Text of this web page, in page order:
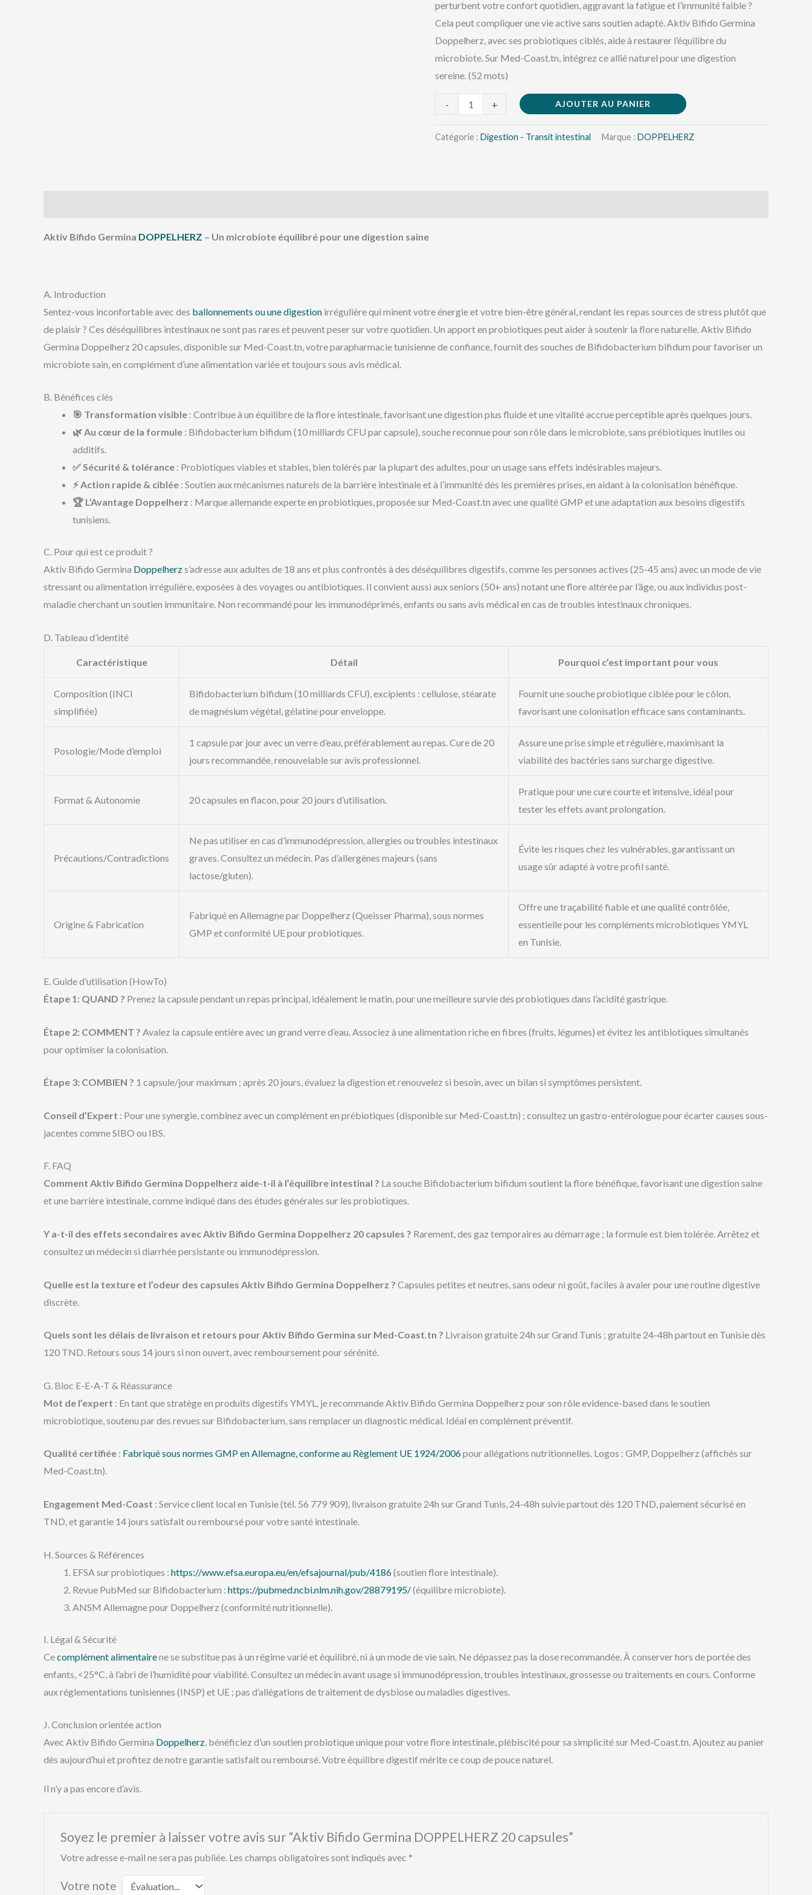
perturbent votre confort quotidien, aggravant la fatigue et l’immunité faible ?
Cela peut compliquer une vie active sans soutien adapté. Aktiv Bifido Germina
Doppelherz, avec ses probiotiques ciblés, aide à restaurer l’équilibre du
microbiote. Sur Med-Coast.tn, intégrez ce allié naturel pour une digestion
sereine. (52 mots)
- + AJOUTER AU PANIER
Catégorie : Digestion - Transit intestinal Marque : DOPPELHERZ
Aktiv Bifido Germina DOPPELHERZ – Un microbiote équilibré pour une digestion saine
A. Introduction
Sentez-vous inconfortable avec des ballonnements ou une digestion irrégulière qui minent votre énergie et votre bien-être général, rendant les repas sources de stress plutôt que
de plaisir ? Ces déséquilibres intestinaux ne sont pas rares et peuvent peser sur votre quotidien. Un apport en probiotiques peut aider à soutenir la flore naturelle. Aktiv Bifido
Germina Doppelherz 20 capsules, disponible sur Med-Coast.tn, votre parapharmacie tunisienne de confiance, fournit des souches de Bifidobacterium bifidum pour favoriser un
microbiote sain, en complément d’une alimentation variée et toujours sous avis médical.
B. Bénéfices clés
🎯 Transformation visible : Contribue à un équilibre de la flore intestinale, favorisant une digestion plus fluide et une vitalité accrue perceptible après quelques jours.
🌿 Au cœur de la formule : Bifidobacterium bifidum (10 milliards CFU par capsule), souche reconnue pour son rôle dans le microbiote, sans prébiotiques inutiles ou
additifs.
✅ Sécurité & tolérance : Probiotiques viables et stables, bien tolérés par la plupart des adultes, pour un usage sans effets indésirables majeurs.
⚡ Action rapide & ciblée : Soutien aux mécanismes naturels de la barrière intestinale et à l’immunité dès les premières prises, en aidant à la colonisation bénéfique.
🏆 L’Avantage Doppelherz : Marque allemande experte en probiotiques, proposée sur Med-Coast.tn avec une qualité GMP et une adaptation aux besoins digestifs
tunisiens.
C. Pour qui est ce produit ?
Aktiv Bifido Germina Doppelherzs’adresse aux adultes de 18 ans et plus confrontés à des déséquilibres digestifs, comme les personnes actives (25-45 ans) avec un mode de vie
stressant ou alimentation irrégulière, exposées à des voyages ou antibiotiques. Il convient aussi aux seniors (50+ ans) notant une flore altérée par l’âge, ou aux individus post-
maladie cherchant un soutien immunitaire. Non recommandé pour les immunodéprimés, enfants ou sans avis médical en cas de troubles intestinaux chroniques.
D. Tableau d’identité
Caractéristique Détail Pourquoi c’est important pour vous
Composition (INCI
simplifiée)
Bifidobacterium bifidum (10 milliards CFU), excipients : cellulose, stéarate
de magnésium végétal, gélatine pour enveloppe.
Fournit une souche probiotique ciblée pour le côlon,
favorisant une colonisation efficace sans contaminants.
Posologie/Mode d’emploi
1 capsule par jour avec un verre d’eau, préférablement au repas. Cure de 20
jours recommandée, renouvelable sur avis professionnel.
Assure une prise simple et régulière, maximisant la
viabilité des bactéries sans surcharge digestive.
Format & Autonomie 20 capsules en flacon, pour 20 jours d’utilisation.
Pratique pour une cure courte et intensive, idéal pour
tester les effets avant prolongation.
Précautions/Contradictions
Ne pas utiliser en cas d’immunodépression, allergies ou troubles intestinaux
graves. Consultez un médecin. Pas d’allergènes majeurs (sans
lactose/gluten).
Évite les risques chez les vulnérables, garantissant un
usage sûr adapté à votre profil santé.
Origine & Fabrication
Fabriqué en Allemagne par Doppelherz (Queisser Pharma), sous normes
GMP et conformité UE pour probiotiques.
Offre une traçabilité fiable et une qualité contrôlée,
essentielle pour les compléments microbiotiques YMYL
en Tunisie.
E. Guide d’utilisation (HowTo)
Étape 1: QUAND ? Prenez la capsule pendant un repas principal, idéalement le matin, pour une meilleure survie des probiotiques dans l’acidité gastrique.
Étape 2: COMMENT ? Avalez la capsule entière avec un grand verre d’eau. Associez à une alimentation riche en fibres (fruits, légumes) et évitez les antibiotiques simultanés
pour optimiser la colonisation.
Étape 3: COMBIEN ? 1 capsule/jour maximum ; après 20 jours, évaluez la digestion et renouvelez si besoin, avec un bilan si symptômes persistent.
Conseil d’Expert : Pour une synergie, combinez avec un complément en prébiotiques (disponible sur Med-Coast.tn) ; consultez un gastro-entérologue pour écarter causes sous-
jacentes comme SIBO ou IBS.
F. FAQ
Comment Aktiv Bifido Germina Doppelherz aide-t-il à l’équilibre intestinal ? La souche Bifidobacterium bifidum soutient la flore bénéfique, favorisant une digestion saine
et une barrière intestinale, comme indiqué dans des études générales sur les probiotiques.
Y a-t-il des effets secondaires avec Aktiv Bifido Germina Doppelherz 20 capsules ? Rarement, des gaz temporaires au démarrage ; la formule est bien tolérée. Arrêtez et
consultez un médecin si diarrhée persistante ou immunodépression.
Quelle est la texture et l’odeur des capsules Aktiv Bifido Germina Doppelherz ? Capsules petites et neutres, sans odeur ni goût, faciles à avaler pour une routine digestive
discrète.
Quels sont les délais de livraison et retours pour Aktiv Bifido Germina sur Med-Coast.tn ? Livraison gratuite 24h sur Grand Tunis ; gratuite 24-48h partout en Tunisie dès
120 TND. Retours sous 14 jours si non ouvert, avec remboursement pour sérénité.
G. Bloc E-E-A-T & Réassurance
Mot de l’expert : En tant que stratège en produits digestifs YMYL, je recommande Aktiv Bifido Germina Doppelherz pour son rôle evidence-based dans le soutien
microbiotique, soutenu par des revues sur Bifidobacterium, sans remplacer un diagnostic médical. Idéal en complément préventif.
Qualité certifiée : Fabriqué sous normes GMP en Allemagne, conforme au Règlement UE 1924/2006pour allégations nutritionnelles. Logos : GMP, Doppelherz (affichés sur
Med-Coast.tn).
Engagement Med-Coast : Service client local en Tunisie (tél. 56 779 909), livraison gratuite 24h sur Grand Tunis, 24-48h suivie partout dès 120 TND, paiement sécurisé en
TND, et garantie 14 jours satisfait ou remboursé pour votre santé intestinale.
H. Sources & Références
EFSA sur probiotiques : https://www.efsa.europa.eu/en/efsajournal/pub/4186(soutien flore intestinale).
Revue PubMed sur Bifidobacterium : https://pubmed.ncbi.nlm.nih.gov/28879195/(équilibre microbiote).
ANSM Allemagne pour Doppelherz (conformité nutritionnelle).
I. Légal & Sécurité
Cecomplément alimentairene se substitue pas à un régime varié et équilibré, ni à un mode de vie sain. Ne dépassez pas la dose recommandée. À conserver hors de portée des
enfants, <25°C, à l’abri de l’humidité pour viabilité. Consultez un médecin avant usage si immunodépression, troubles intestinaux, grossesse ou traitements en cours. Conforme
aux réglementations tunisiennes (INSP) et UE ; pas d’allégations de traitement de dysbiose ou maladies digestives.
J. Conclusion orientée action
Avec Aktiv Bifido Germina Doppelherz, bénéficiez d’un soutien probiotique unique pour votre flore intestinale, plébiscité pour sa simplicité sur Med-Coast.tn. Ajoutez au panier
dès aujourd’hui et profitez de notre garantie satisfait ou remboursé. Votre équilibre digestif mérite ce coup de pouce naturel.
Il n’y a pas encore d’avis.
Soyez le premier à laisser votre avis sur “Aktiv Bifido Germina DOPPELHERZ 20 capsules”
Votre adresse e-mail ne sera pas publiée. Les champs obligatoires sont indiqués avec *
Votre note